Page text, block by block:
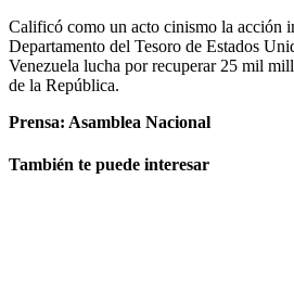
Calificó como un acto cinismo la acción
Departamento del Tesoro de Estados
Venezuela lucha por recuperar 25 mil
de la República.
Prensa: Asamblea Nacional
También te puede interesar